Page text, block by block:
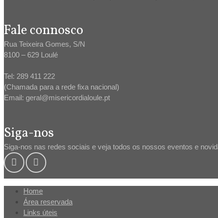
Fale connosco
Rua Teixeira Gomes, S/N
8100 – 629 Loulé
Tel: 289 411 222
(Chamada para a rede fixa nacional)
Email: geral@misericordialoule.pt
Siga-nos
Siga-nos nas redes sociais e veja todos os nossos eventos e
Home
Área reservada
Links úteis